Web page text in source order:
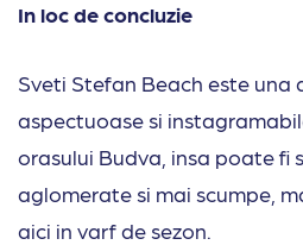
In loc de concluzie
Sveti Stefan Beach este una
aspectuoase si
orasului Budva, insa poate fi
aglomerate si mai scumpe,
aici in varf de sezon.